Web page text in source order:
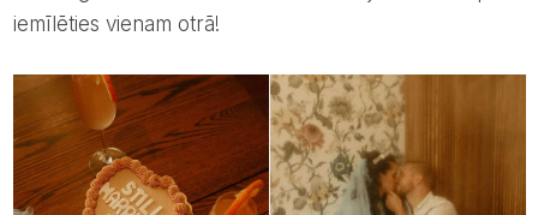
iemīlēties vienam otrā!